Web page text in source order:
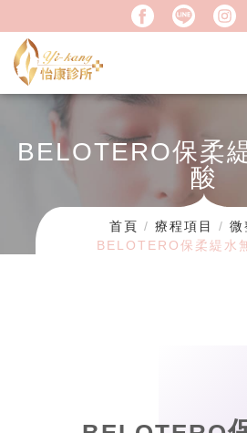
BELOTERO保柔
酸
首頁 療程項目
微
BELOTERO保柔緹水